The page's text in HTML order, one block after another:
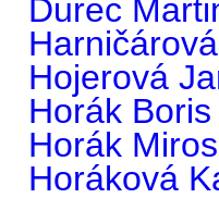
Durec
Hojerová
Horák Boris
Horák
Horáková